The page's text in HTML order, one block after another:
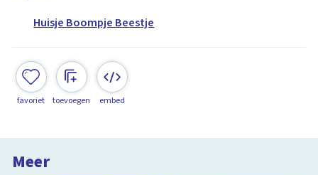
Huisje Boompje Beestje
favoriet toevoegen embed
Meer